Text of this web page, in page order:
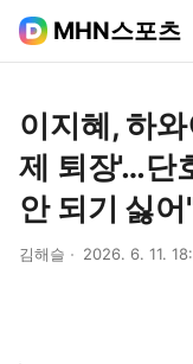
MHN스포츠
이지혜, 하
제 퇴장'…단
안 되기 싫
김해슬 2026. 6. 11.